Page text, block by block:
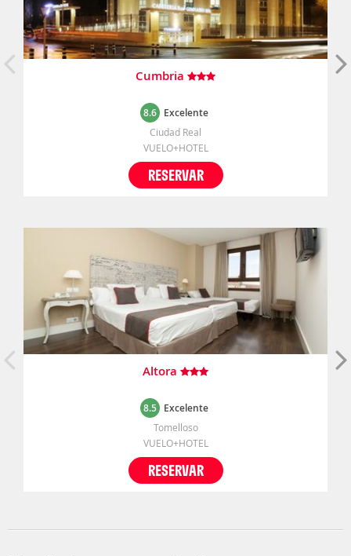
Cumbria
8.6 Excelente
Ciudad Real
VUELO+HOTEL
RESERVAR
Altora
8.5 Excelente
Tomelloso
VUELO+HOTEL
RESERVAR